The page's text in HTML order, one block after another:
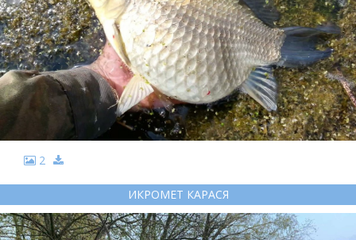
2
ИКРОМЕТ КАРАСЯ